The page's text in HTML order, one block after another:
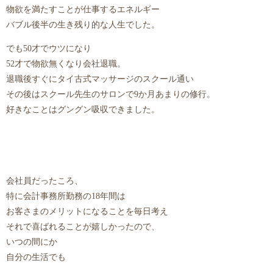
物欲を満たすことが仕事するエネルギー
バブル後半の生き残り的な人生でした。
でも50才でウツになり
52才で物欲無くなり会社退職。
退職後すぐにタイ古式マッサージのスクール通い
その後はスクール先生のサロンで9か月あまりの修行。
好きなことはグングン吸収できました。
会社員だったころ、
特に会計事務所勤務の18年間は
お客さまのメリットになることを毎日考え
それで喜ばれることが嬉しかったので、
いつの間にか
自分の生活でも